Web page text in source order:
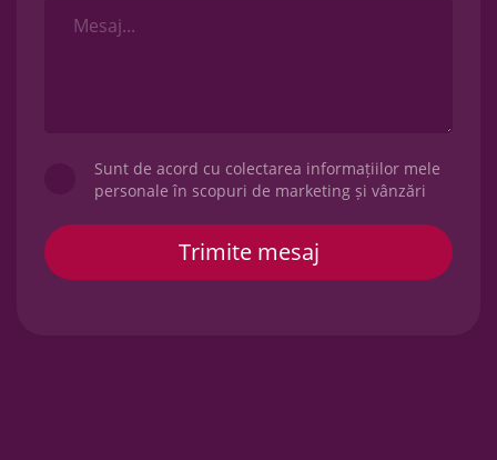
Sunt de acord cu colectarea informațiilor mele
personale în scopuri de marketing și vânzări